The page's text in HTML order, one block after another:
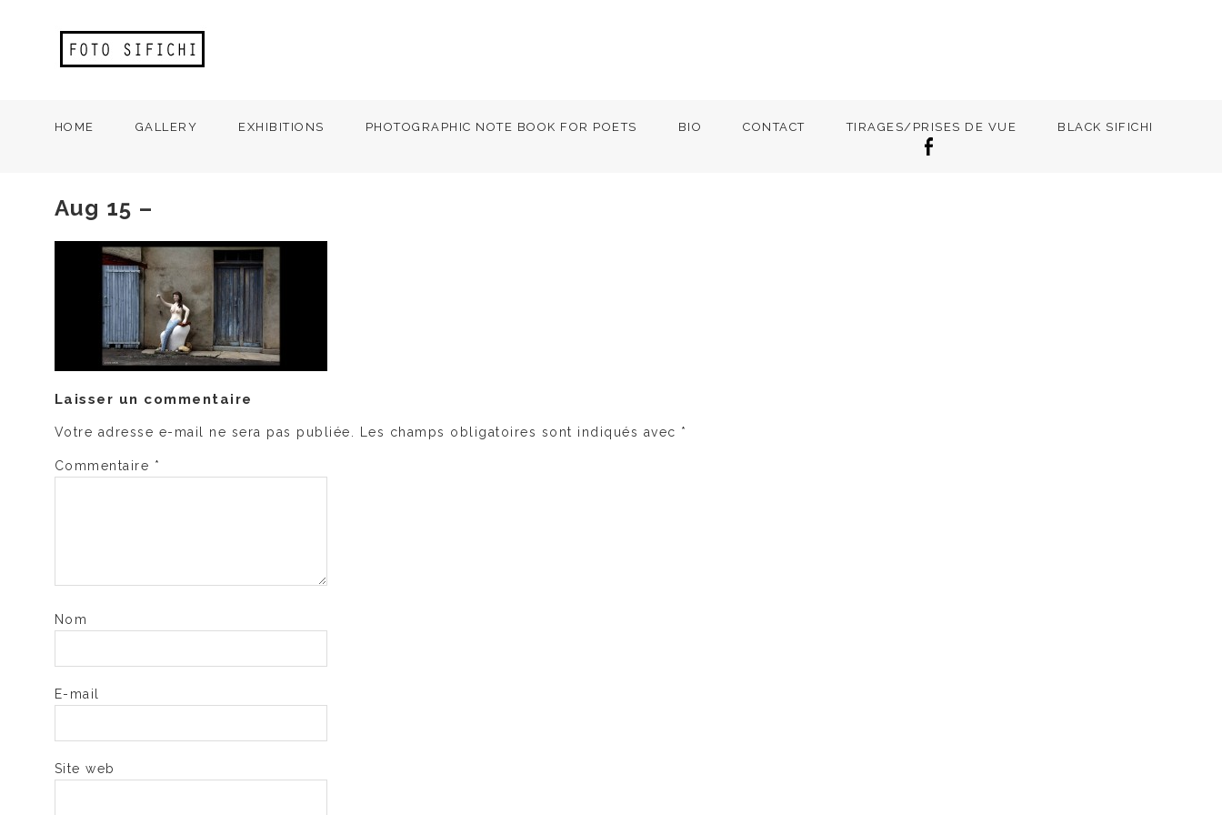
HOME GALLERY EXHIBITIONS PHOTOGRAPHIC NOTE BOOK FOR POETS BIO CONTACT TIRAGES/PRISES DE VUE BLACK SIFICHI
Aug 15 –
Laisser un commentaire
Votre adresse e-mail ne sera pas publiée. Les champs obligatoires sont indiqués avec *
Commentaire *
Nom
E-mail
Site web